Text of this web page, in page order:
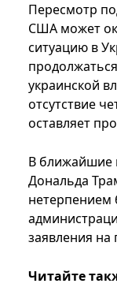
Пересмотр
США может
ситуацию в
украинской
отсутствие
оставляет
В ближайшие
Дональда
нетерпением
заявления на
Читайте